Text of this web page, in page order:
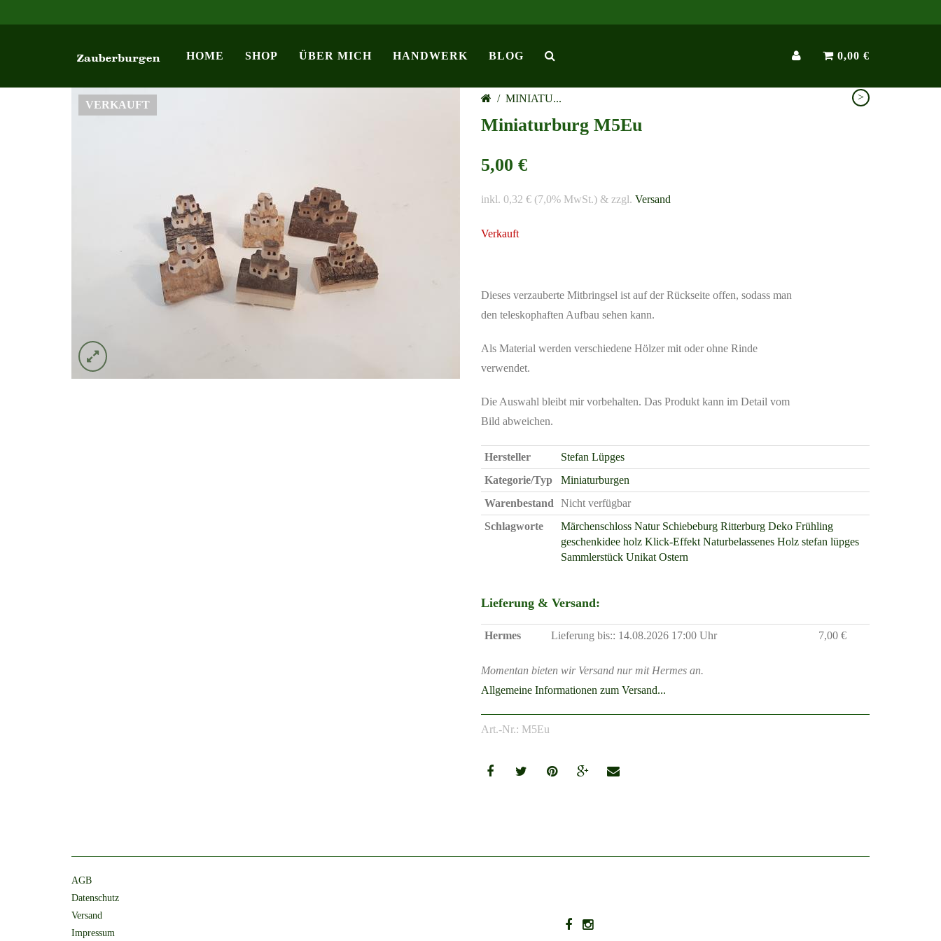
HOME SHOP ÜBER MICH HANDWERK BLOG 0,00 €
VERKAUFT
/ MINIATU... >
Miniaturburg M5Eu
5,00 €
inkl. 0,32 € (7,0% MwSt.) & zzgl. Versand
Verkauft
Dieses verzauberte Mitbringsel ist auf der Rückseite offen, sodass man
den teleskophaften Aufbau sehen kann.
Als Material werden verschiedene Hölzer mit oder ohne Rinde
verwendet.
Die Auswahl bleibt mir vorbehalten. Das Produkt kann im Detail vom
Bild abweichen.
Hersteller
Stefan Lüpges
Kategorie/Typ
Miniaturburgen
Warenbestand
Nicht verfügbar
Schlagworte
Märchenschloss Natur Schiebeburg Ritterburg Deko Frühling
geschenkidee holz Klick-Effekt Naturbelassenes Holz stefan lüpges
Sammlerstück Unikat Ostern
Lieferung & Versand:
Hermes Lieferung bis:: 14.08.2026 17:00 Uhr 7,00 €
Momentan bieten wir Versand nur mit Hermes an.
Allgemeine Informationen zum Versand...
Art.-Nr.: M5Eu
AGB
Datenschutz
Versand
Impressum